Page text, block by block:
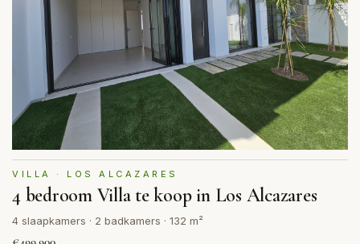
VILLA · LOS ALCAZARES
4 bedroom Villa te koop in Los Alcazares
4 slaapkamers · 2 badkamers · 132 m²